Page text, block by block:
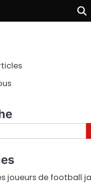
joueurs de football